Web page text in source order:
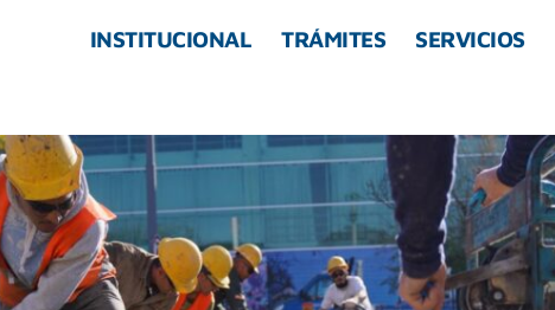
INSTITUCIONAL TRÁMITES SERVICIOS